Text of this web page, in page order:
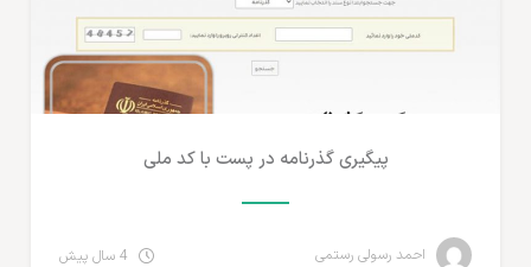
پیگیری گذرنامه در پست با کد ملی
احمد رسولی رستمی